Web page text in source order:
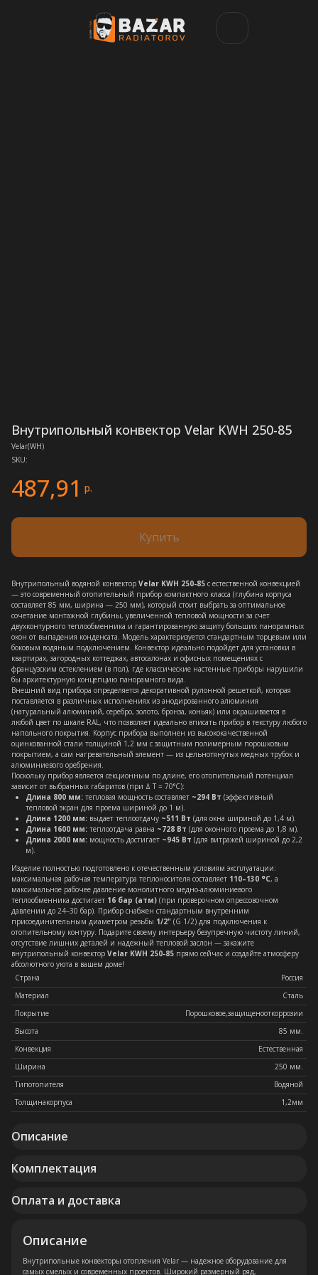
Внутрипольный конвектор Velar KWH 250-85
Velar(WH)
SKU:
487,91 р.
Купить
Внутрипольный водяной конвектор Velar KWH 250-85 с естественной конвекцией
— это современный отопительный прибор компактного класса (глубина корпуса
составляет 85 мм, ширина — 250 мм), который стоит выбрать за оптимальное
сочетание монтажной глубины, увеличенной тепловой мощности за счет
двухконтурного теплообменника и гарантированную защиту больших панорамных
окон от выпадения конденсата. Модель характеризуется стандартным торцевым или
боковым водяным подключением. Конвектор идеально подойдет для установки в
квартирах, загородных коттеджах, автосалонах и офисных помещениях с
французским остеклением (в пол), где классические настенные приборы нарушили
бы архитектурную концепцию панорамного вида.
Внешний вид прибора определяется декоративной рулонной решеткой, которая
поставляется в различных исполнениях из анодированного алюминия
(натуральный алюминий, серебро, золото, бронза, коньяк) или окрашивается в
любой цвет по шкале RAL, что позволяет идеально вписать прибор в текстуру любого
напольного покрытия. Корпус прибора выполнен из высококачественной
оцинкованной стали толщиной 1,2 мм с защитным полимерным порошковым
покрытием, а сам нагревательный элемент — из цельнотянутых медных трубок и
алюминиевого оребрения.
Поскольку прибор является секционным по длине, его отопительный потенциал
зависит от выбранных габаритов (при Δ T = 70°C):
Длина 800 мм: тепловая мощность составляет ~294 Вт (эффективный
тепловой экран для проема шириной до 1 м).
Длина 1200 мм: выдает теплоотдачу ~511 Вт (для окна шириной до 1,4 м).
Длина 1600 мм: теплоотдача равна ~728 Вт (для оконного проема до 1,8 м).
Длина 2000 мм: мощность достигает ~945 Вт (для витражей шириной до 2,2
м).
Изделие полностью подготовлено к отечественным условиям эксплуатации:
максимальная рабочая температура теплоносителя составляет 110–130 °C, а
максимальное рабочее давление монолитного медно-алюминиевого
теплообменника достигает 16 бар (атм) (при проверочном опрессовочном
давлении до 24–30 бар). Прибор снабжен стандартным внутренним
присоединительным диаметром резьбы 1/2" (G 1/2) для подключения к
отопительному контуру. Подарите своему интерьеру безупречную чистоту линий,
отсутствие лишних деталей и надежный тепловой заслон — закажите
внутрипольный конвектор Velar KWH 250-85 прямо сейчас и создайте атмосферу
абсолютного уюта в вашем доме!
Страна
Россия
Материал
Сталь
Покрытие
Порошковое,защищенооткоррозии
Высота
85 мм.
Конвекция
Естественная
Ширина
250 мм.
Типотопителя
Водяной
Толщинакорпуса
1,2мм
Описание
Комплектация
Оплата и доставка
Описание
Внутрипольные конвекторы отопления Velar — надежное оборудование для
самых смелых и современных проектов. Широкий размерный ряд,